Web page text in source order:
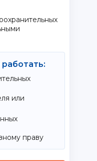
или
праву